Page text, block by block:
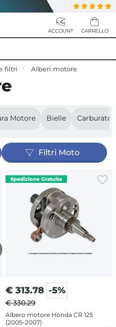
filtri Alberi motore
Motore Bielle
Filtri Moto
€ 313.78 -5%
€ 330.29
Albero motore Honda CR 125
(2005-2007)